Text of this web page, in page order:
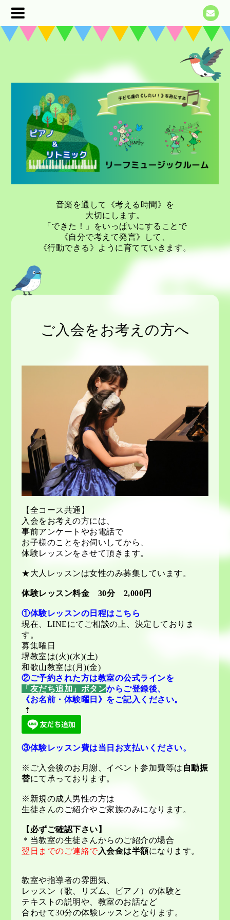
音楽を通して《考える時間》を
大切にします。
「できた！」をいっぱいにすることで
《自分で考えて発言》して、
《行動できる》ように育てていきます。
ご入会をお考えの方へ
【全コース共通】
入会をお考えの方には、
事前アンケートやお電話で
お子様のことをお伺いしてから、
体験レッスンをさせて頂きます。
★大人レッスンは女性のみ募集しています。
体験レッスン料金 30分 2,000円
①体験レッスンの日程はこちら
現在、LINEにてご相談の上、決定しておりま
す。
募集曜日
堺教室は(火)(水)(土)
和歌山教室は(月)(金)
②ご予約された方は教室の公式ラインを
「友だち追加」ボタンからご登録後、
《お名前・体験曜日》をご記入ください。
⇡
③体験レッスン費は当日お支払いください。
※ご入会後のお月謝、イベント参加費等は 自動振
替にて承っております。
※新規の成人男性の方は
生徒さんのご紹介やご家族のみになります。
【必ずご確認下さい】
＊当教室の生徒さんからのご紹介の場合
翌日までのご連絡で入会金は半額になります。
教室や指導者の雰囲気、
レッスン（歌、リズム、ピアノ）の体験と
テキストの説明や、教室のお話など
合わせて30分の体験レッスンとなります。